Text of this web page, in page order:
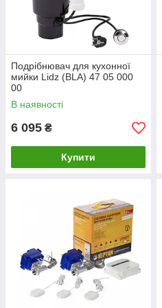
Подрібнювач для кухонної
мийки Lidz (BLA) 47 05 000
00
В наявності
6 095 ₴
Купити